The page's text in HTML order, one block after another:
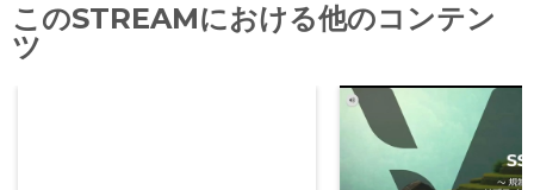
このSTREAMにおける他のコンテン
ツ